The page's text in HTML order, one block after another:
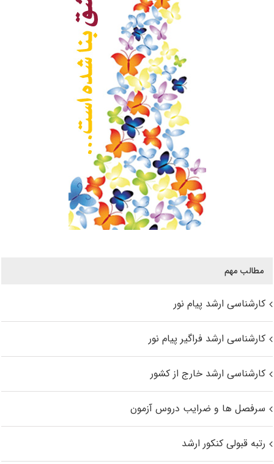
مطالب مهم
کارشناسی ارشد پیام نور
کارشناسی ارشد فراگیر پیام نور
کارشناسی ارشد خارج از کشور
سرفصل ها و ضرایب دروس آزمون
رتبه قبولی کنکور ارشد